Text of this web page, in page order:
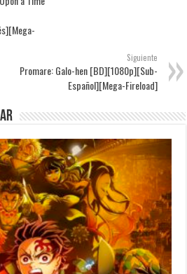
Siguiente
Promare: Galo-hen [BD][1080p][Sub-
Español][Mega-Fireload]